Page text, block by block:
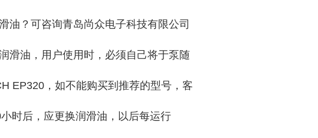
油？可咨询青岛尚众电子科技有限公司
滑油，用户使用时，必须自己将于泵随
EP320，如不能购买到推荐的型号，客
时后，应更换润滑油，以后每运行